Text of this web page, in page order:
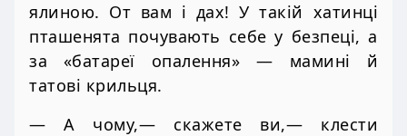
ялиною. От вам і дах! У такій хатинці
пташенята почувають себе у безпеці, а
за «батареї опалення» — мамині й
татові крильця.
— А чому,— скажете ви,— клести